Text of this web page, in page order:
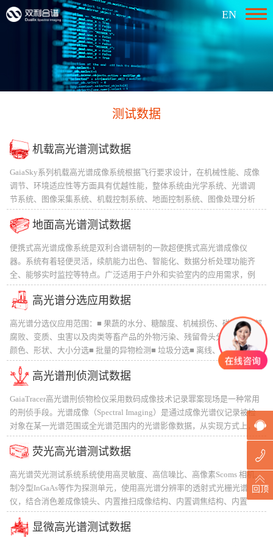
EN
测试数据
机载高光谱测试数据
GaiaSky系列机载高光谱成像系统根据飞行要求设计，在机械性能、成像
调节、环境适应性等方面具有优越性能，整体系统由光学系统、光谱调
节系统、图像采集系统、机载控制系统、地面控制系统、图像处理分析
系统组成。由于采用液晶可调谐滤波器，该系列通用电控实现快速光谱
连续或间断调谐，无推扫过程，所以光路结构简单，具有体积小、重量
成像探测技术，在空间分辨率、成像视场等方面也具有优势。
地面高光谱测试数据
便携式高光谱成像系统是双利合谱研制的一款超便携式高光谱成像仪
器。系统有着轻便灵活，续航能力出色、智能化、数据分析处理功能齐
全、能够实时监控等特点。广泛适用于户外和实验室内的应用需求，例
如：目标探测与识别、伪装与反伪装等军事领域，地面物体与水体遥
测、现代精细农业等生态环境监测领域，以及刑侦、文物保护、生物医
高光谱分选应用数据
高光谱分选仪应用范围：■ 果蔬的水分、糖酸度、机械损伤、碰伤、内部
腐败、变质、虫害以及肉类等畜产品的外物污染、残留骨头分选■ 果蔬的
颜色、形状、大小分选■ 批量的异物检测■ 垃圾分选■ 离线、在线机台相
结合
高光谱刑侦测试数据
GaiaTracer高光谱刑侦物检仪采用数码成像技术记录罪案现场是一种常用
的刑侦手段。光谱成像（Spectral Imaging）是通过成像光谱仪记录被检
对象在某一光谱范围或全光谱范围内的光谱影像数据，从实现方式上，
有多光谱成像和高光谱成像之分。GaiaTracer 刑侦物检系统拍摄获取的优
质光谱图像，再经过相应的图像处理可清晰展示不同物质的光谱差异，
刑侦物证的鉴定。
荧光高光谱测试数据
高光谱荧光测试系统系统使用高灵敏度、高信噪比、高像素Scoms 相机、
制冷型InGaAs等作为探测单元，使用高光谱分辨率的透射式光栅光谱
仪，结合消色差成像镜头、内置推扫成像结构、内置调焦结构、内置
Shutter 等单元完成采集系统的集成。大功率的氙灯光源或者高功率激光
器作为系统进行荧光信号检测的光源体，配合均匀性非常高的复眼透镜
显微高光谱测试数据
回顶